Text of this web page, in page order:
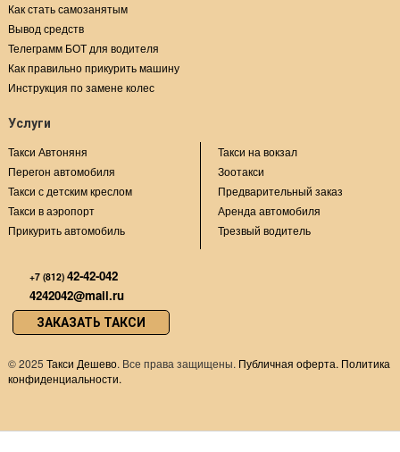
Как стать самозанятым
Вывод средств
Телеграмм БОТ для водителя
Как правильно прикурить машину
Инструкция по замене колес
Услуги
Такси Автоняня
Перегон автомобиля
Такси с детским креслом
Такси в аэропорт
Прикурить автомобиль
Такси на вокзал
Зоотакси
Предварительный заказ
Аренда автомобиля
Трезвый водитель
+7 (812) 42-42-042
4242042@mail.ru
ЗАКАЗАТЬ ТАКСИ
©2025 Такси Дешево. Все права защищены. Публичная оферта. Политика
конфиденциальности.